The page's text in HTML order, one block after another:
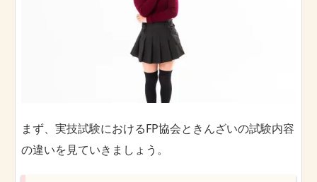
まず、実技試験におけるFP協会ときんざいの試験内容
の違いを見ていきましょう。